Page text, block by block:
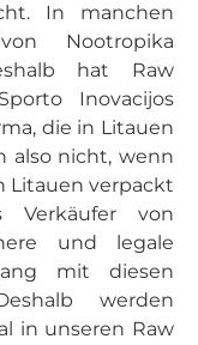
In manchen
Nootropika
hat Raw
Inovacijos
die in Litauen
also nicht, wenn
Litauen verpackt
Verkäufer von
und legale
mit diesen
werden
in unseren Raw